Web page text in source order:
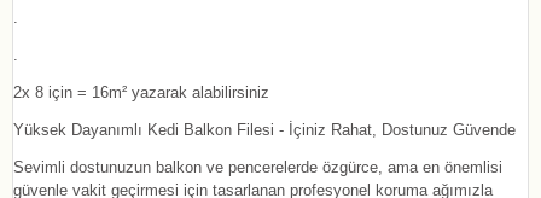
.
.
2x 8 için = 16m² yazarak alabilirsiniz
Yüksek Dayanımlı Kedi Balkon Filesi - İçiniz Rahat, Dostunuz Güvende
Sevimli dostunuzun balkon ve pencerelerde özgürce, ama en önemlisi
güvenle vakit geçirmesi için tasarlanan profesyonel koruma ağımızla